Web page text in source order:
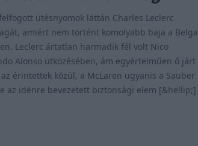
ütésnyomok láttán Charles Leclerc
amiért nem történt komolyabb baja a Belga
Leclerc ártatlan harmadik fél volt Nico
Alonso ütközésében, ám egyértelműen ő járt
érintettek közül, a McLaren ugyanis a Sauber
az idénre bevezetett biztonsági elem [&hellip;]